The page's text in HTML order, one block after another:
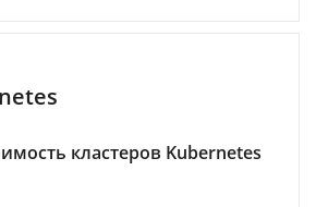
кластеров Kubernetes